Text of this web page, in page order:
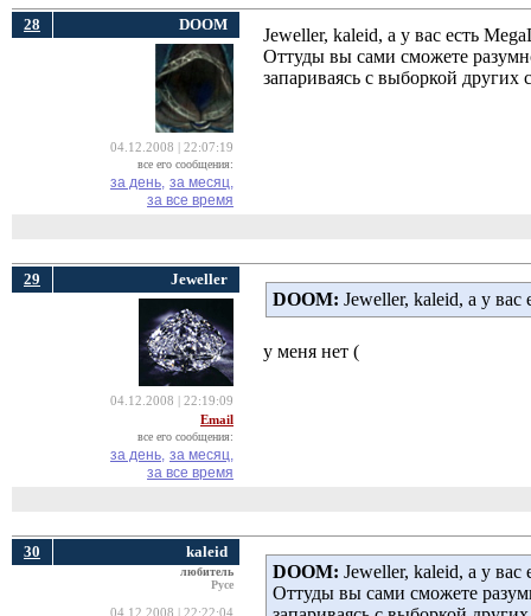
28 DOOM
04.12.2008 | 22:07:19
все его сообщения:
за день, за месяц,
за все время
Jeweller, kaleid, а у вас есть
Оттуды вы сами сможете
запариваясь с выборкой других
29 Jeweller
04.12.2008 | 22:19:09
Email
все его сообщения:
за день, за месяц,
за все время
DOOM: Jeweller, kaleid, а у вас
у меня нет (
30 kaleid
любитель
Русе
04.12.2008 | 22:22:04
DOOM: Jeweller, kaleid, а у вас
Оттуды вы сами сможете